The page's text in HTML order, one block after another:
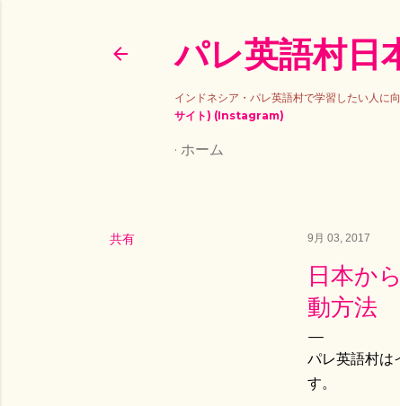
パレ英語村日
インドネシア・パレ英語村で学習したい人に
サイト) (Instagram)
ホーム
共有 9月 03, 2017
日本か
動方法
パレ英語村は
す。